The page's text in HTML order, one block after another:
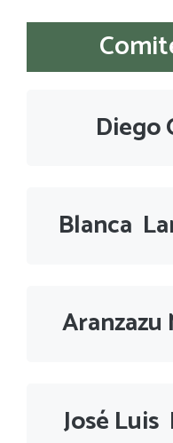
Diego
Blanca
Aranzazu
José